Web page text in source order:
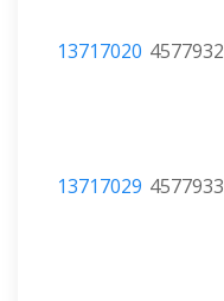
13717020 4577932
13717029 4577933